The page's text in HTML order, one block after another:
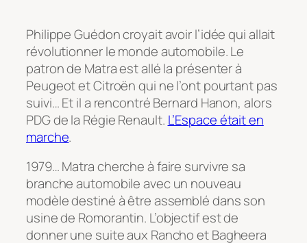
Philippe Guédon croyait avoir l’idée qui allait
révolutionner le monde automobile. Le
patron de Matra est allé la présenter à
Peugeot et Citroën qui ne l’ont pourtant pas
suivi… Et il a rencontré Bernard Hanon, alors
PDG de la Régie Renault. L’Espace était en
marche.
1979… Matra cherche à faire survivre sa
branche automobile avec un nouveau
modèle destiné à être assemblé dans son
usine de Romorantin. L’objectif est de
donner une suite aux Rancho et Bagheera